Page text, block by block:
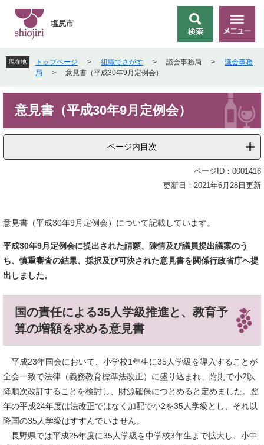
先
頭
す
を
飛
し
文
索
メ
ニ
ー
塩尻市
現在地 トップページ > 組織でさがす > 議会事務局 >
議会事務
局
> 意見書（平成30年9月定例会）
意見書（平成30年9月定例会）
ページ内目次
ページID：0001416
更新日：2021年6月28日更新
意見書（平成30年9月定例会）について記載しています。
平成30年9月定例会に提出された請願、陳情及び議員提出議案のう
ち、慎重審査の結果、採択及び可決された意見書を関係行政省庁へ提
出しました。
国の責任による35人学級推進と、教育予
算の増額を求める意見書
平成23年国会において、小学校1年生に35人学級を導入することが
全会一致で法律（義務教育標準法改正）に盛り込まれ、附則で小2以
降順次改訂することを検討し、財源確保につとめると定めました。翌
年の平成24年度は法改正ではなく加配で小2を35人学級とし、それ以
降国の35人学級はすすんでいません。
長野県では平成25年度に35人学級を中学校3年生まで拡大し、小中